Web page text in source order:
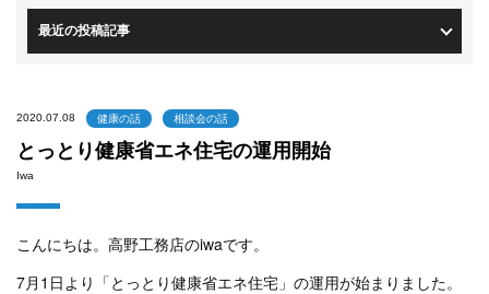
最近の投稿記事
2020.07.08 健康の話 相談会の話
とっとり健康省エネ住宅の運用開始
Iwa
こんにちは。高野工務店のiwaです。
7月1日より「とっとり健康省エネ住宅」の運用が始まりました。